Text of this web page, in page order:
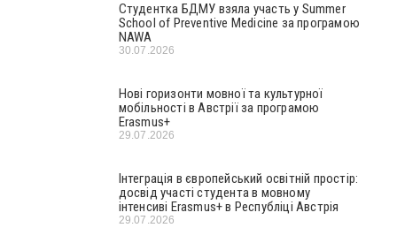
Студентка БДМУ взяла участь у Summer
School of Preventive Medicine за програмою
NAWA
30.07.2026
Нові горизонти мовної та культурної
мобільності в Австрії за програмою
Erasmus+
29.07.2026
Інтеграція в європейський освітній простір:
досвід участі студента в мовному
інтенсиві Erasmus+ в Республіці Австрія
29.07.2026